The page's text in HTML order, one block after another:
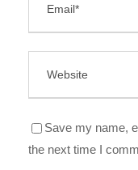
Save my name,
the next time I